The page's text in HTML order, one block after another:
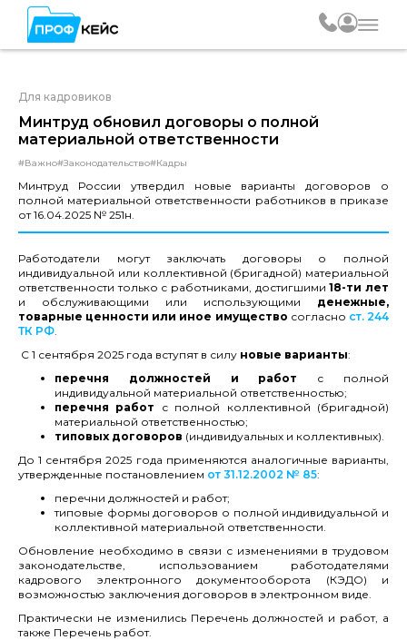
Для кадровиков
Минтруд обновил договоры о полной
материальной ответственности
#Важно#Законодательство#Кадры
Минтруд России утвердил новые варианты договоров о
полной материальной ответственности работников в приказе
от 16.04.2025 № 251н.
Работодатели могут заключать договоры о полной
индивидуальной или коллективной (бригадной) материальной
ответственности только с работниками, достигшими18-ти лет
и обслуживающими или использующими денежные,
товарные ценности или иное имущество согласно ст. 244
ТК РФ.
С 1 сентября 2025 года вступят в силу новые варианты:
перечня должностей и работ с полной
индивидуальной материальной ответственностью;
перечня работ с полной коллективной (бригадной)
материальной ответственностью;
типовых договоров (индивидуальных и коллективных).
До 1 сентября 2025 года применяются аналогичные варианты,
утвержденные постановлением от 31.12.2002 № 85:
перечни должностей и работ;
типовые формы договоров о полной индивидуальной и
коллективной материальной ответственности.
Обновление необходимо в связи с изменениями в трудовом
законодательстве, использованием работодателями
кадрового электронного документооборота (КЭДО) и
возможностью заключения договоров в электронном виде.
Практически не изменились Перечень должностей и работ, а
также Перечень работ.